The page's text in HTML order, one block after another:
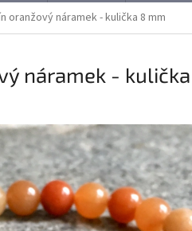
oranžový náramek - kulička 8 mm
náramek -